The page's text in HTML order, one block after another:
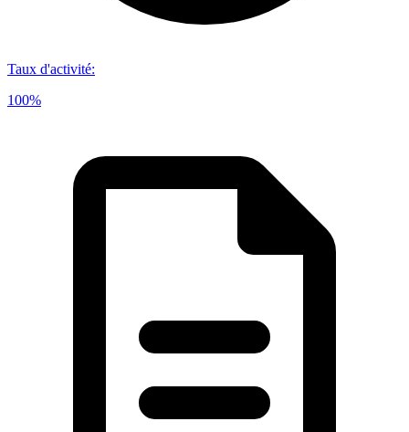
Taux d'activité:
100%